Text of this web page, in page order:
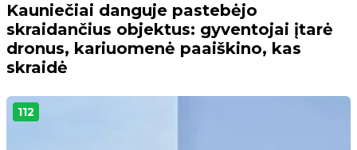
Kauniečiai danguje pastebėjo
skraidančius objektus: gyventojai įtarė
dronus, kariuomenė paaiškino, kas
skraidė
112